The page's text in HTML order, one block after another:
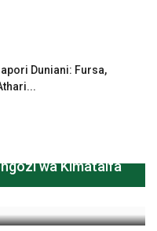
Duniani: Fursa,
wa Kimataifa